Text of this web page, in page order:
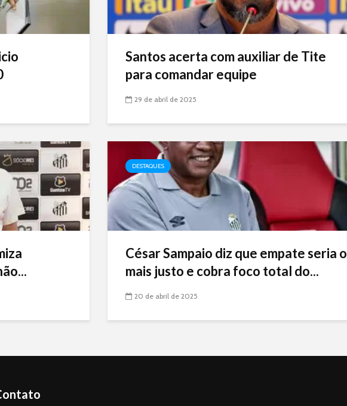
Santos acerta com auxiliar de Tite
para comandar equipe
29 de abril de 2025
DESTAQUES
César Sampaio diz que empate seria o
mais justo e cobra foco total do...
20 de abril de 2025